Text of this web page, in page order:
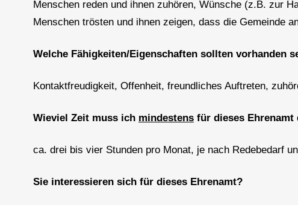
Menschen reden und ihnen zuhören, Wünsche (z.B. zur
Menschen trösten und ihnen zeigen, dass die Gemeinde
Welche Fähigkeiten/Eigenschaften sollten vorhanden
Kontaktfreudigkeit, Offenheit, freundliches Auftreten,
Wieviel Zeit muss ich mindestens für dieses Ehrenamt
ca. drei bis vier Stunden pro Monat, je nach Redebedarf
Sie interessieren sich für dieses Ehrenamt?